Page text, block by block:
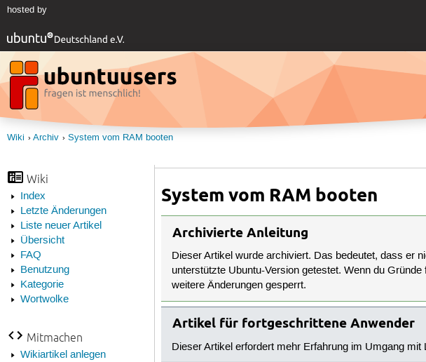
hosted by
Wiki Archiv System vom RAM booten
Wiki
Index
Letzte Änderungen
Liste neuer Artikel
Übersicht
FAQ
Benutzung
Kategorie
Wortwolke
Mitmachen
Wikiartikel anlegen
System vom RAM booten
Archivierte Anleitung
Dieser Artikel wurde archiviert. Das bedeutet, dass er
unterstützte Ubuntu-Version getestet. Wenn du
weitere Änderungen gesperrt.
Artikel für fortgeschrittene Anwender
Dieser Artikel erfordert mehr Erfahrung im Umgang